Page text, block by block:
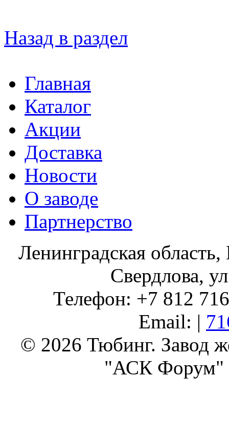
Назад в раздел
Главная
Каталог
Акции
Доставка
Новости
О заводе
Партнерство
Ленинградская
Свердлова,
Телефон: +7 812
Email: |
© 2026 Тюбинг. Завод
"АСК Форум"